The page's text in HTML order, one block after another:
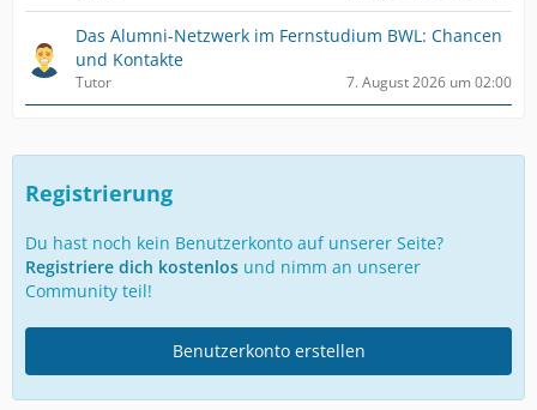
Das Alumni-Netzwerk im Fernstudium BWL: Chancen
und Kontakte
Tutor 7. August 2026 um 02:00
Registrierung
Du hast noch kein Benutzerkonto auf unserer Seite?
Registriere dich kostenlos und nimm an unserer
Community teil!
Benutzerkonto erstellen